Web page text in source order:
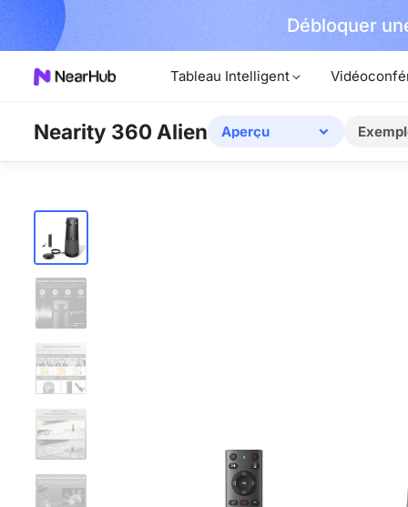
Maintenant ! Débloquer
Tableau Intelligent
Nearity 360 Alien Aperçu